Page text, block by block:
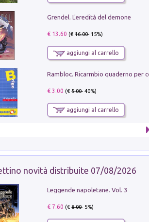
Grendel. L'eredità del demone
€ 13.60 (€16.00- 15%)
aggiungi al carrello
€ 3.00 (€5.00- 40%)
aggiungi al carrello
novità distribuite 07/08/2026
Leggende napoletane. Vol. 3
€ 7.60 (€8.00- 5%)